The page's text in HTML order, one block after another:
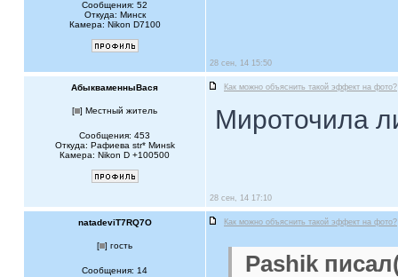
Сообщения: 52
Откуда: Минск
Камера: Nikon D7100
28 сен, 14 15:50
АбыкваменныВася Как можно объяснить такой эффект на фото?
[ ] Местный житель
Сообщения: 453
Откуда: Рафиева str* Mинsk
Камера: Nikon D +100500
Мироточила
28 сен, 14 17:10
natadeviT7RQ7O Как можно объяснить такой эффект на фото?
[ ] гость
Сообщения: 14 Pashik